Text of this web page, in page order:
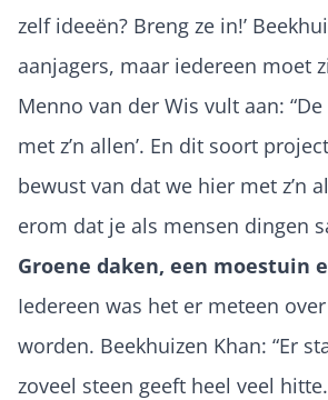
zelf ideeën? Breng ze in!’
aanjagers, maar iedereen moet
Menno van der Wis vult aan:
met z’n allen’. En dit soort
bewust van dat we hier met z’n
erom dat je als mensen dingen
Groene daken, een moestuin
Iedereen was het er meteen
worden. Beekhuizen Khan: “Er
zoveel steen geeft heel veel